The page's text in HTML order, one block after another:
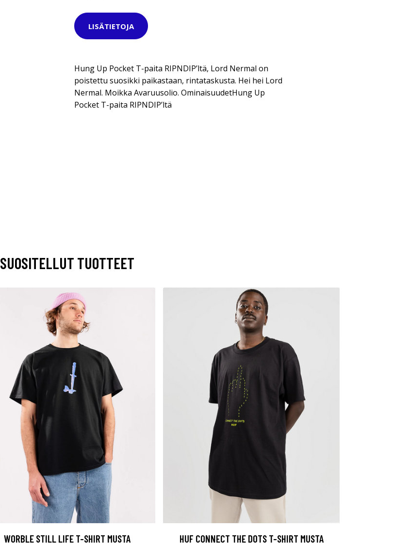
LISÄTIETOJA
Hung Up Pocket T-paita RIPNDIP’ltä, Lord Nermal on
poistettu suosikki paikastaan, rintataskusta. Hei hei Lord
Nermal. Moikka Avaruusolio. OminaisuudetHung Up
Pocket T-paita RIPNDIP’ltä
SUOSITELLUT TUOTTEET
WORBLE STILL LIFE T-SHIRT MUSTA HUF CONNECT THE DOTS T-SHIRT MUSTA